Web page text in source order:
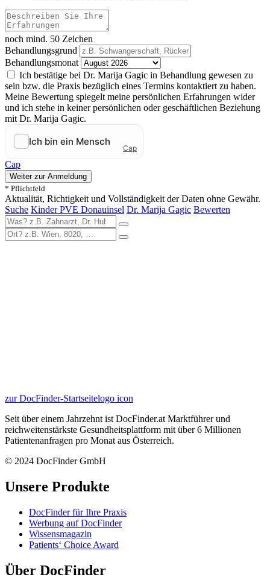
noch mind. 50 Zeichen
Behandlungsgrund
Behandlungsmonat
Ich bestätige bei Dr. Marija Gagic in Behandlung gewesen zu
sein bzw. die Praxis bezüglich eines Termins kontaktiert zu haben.
Meine Bewertung spiegelt meine persönlichen Erfahrungen wider
und ich stehe in keiner persönlichen oder geschäftlichen Beziehung
mit Dr. Marija Gagic.
Cap
Weiter zur Anmeldung
* Pflichtfeld
Aktualität, Richtigkeit und Vollständigkeit der Daten ohne Gewähr.
Suche Kinder PVE Donauinsel Dr. Marija Gagic Bewerten
zur DocFinder-Startseitelogo icon
Seit über einem Jahrzehnt ist DocFinder.at Marktführer und
reichweitenstärkste Gesundheitsplattform mit über 6 Millionen
Patientenanfragen pro Monat aus Österreich.
© 2024 DocFinder GmbH
Unsere Produkte
DocFinder für Ihre Praxis
Werbung auf DocFinder
Wissensmagazin
Patients‘ Choice Award
Über DocFinder